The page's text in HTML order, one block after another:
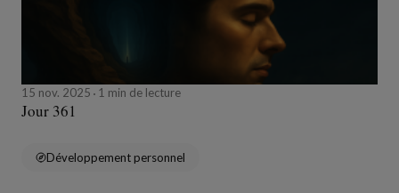
15 nov. 2025 1 min de lecture
Jour 361
Développement personnel